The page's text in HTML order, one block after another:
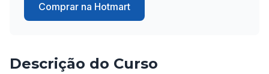
Comprar na Hotmart
Descrição do Curso